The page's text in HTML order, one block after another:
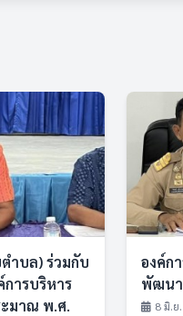
ำบล) ร่วมกับ
ารบริหาร
มาณ พ.ศ.
องค์ก
พัฒนา
8 มิ.ย